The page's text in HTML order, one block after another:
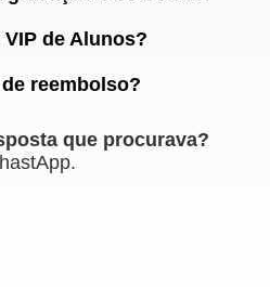
de Alunos?
reembolso?
que procurava?